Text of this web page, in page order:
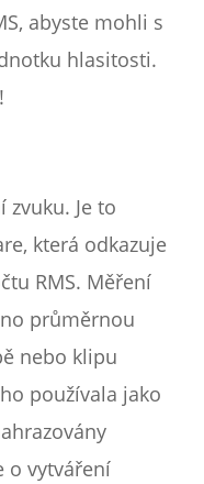
abyste mohli s
hlasitosti.
zvuku. Je to
která odkazuje
RMS. Měření
průměrnou
nebo klipu
používala jako
o vytváření